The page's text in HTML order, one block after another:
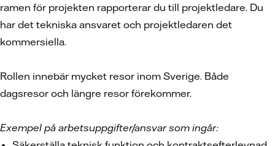
ramen för projekten rapporterar du till projektledare. Du
har det tekniska ansvaret och projektledaren det
kommersiella.
Rollen innebär mycket resor inom Sverige. Både
dagsresor och längre resor förekommer.
Exempel på arbetsuppgifter/ansvar som ingår: